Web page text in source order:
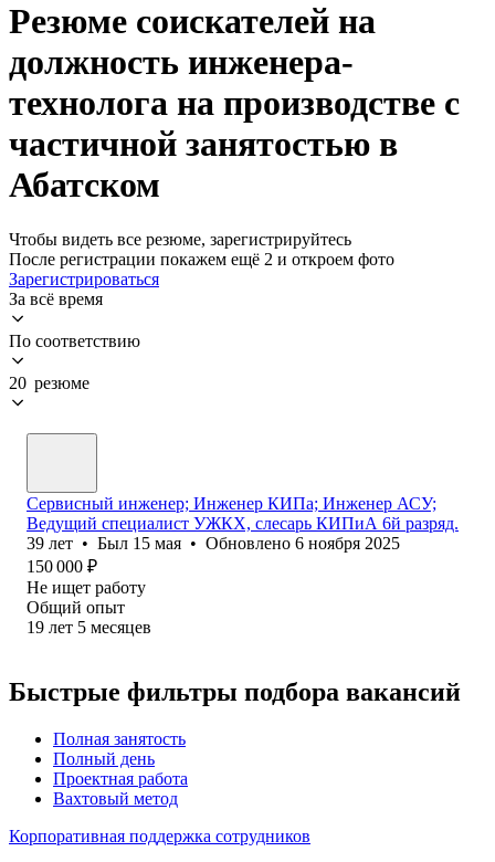
Резюме соискателей на
должность инженера-
технолога на производстве с
частичной занятостью в
Абатском
Чтобы видеть все резюме, зарегистрируйтесь
После регистрации покажем ещё 2 и откроем фото
Зарегистрироваться
За всё время
По соответствию
20 резюме
Сервисный инженер; Инженер КИПа; Инженер АСУ;
Ведущий специалист УЖКХ, слесарь КИПиА 6й разряд.
39 лет • Был 15 мая • Обновлено 6 ноября 2025
150 000 ₽
Не ищет работу
Общий опыт
19 лет 5 месяцев
Быстрые фильтры подбора вакансий
Полная занятость
Полный день
Проектная работа
Вахтовый метод
Корпоративная поддержка сотрудников